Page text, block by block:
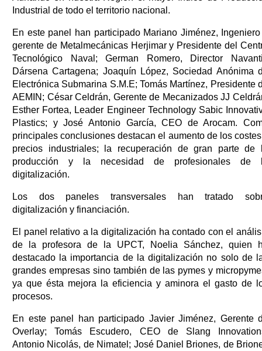
Industrial de todo el territorio nacional.
En este panel han participado Mariano Jiménez,
gerente de Metalmecánicas Herjimar y Presidente del
Tecnológico Naval; German Romero, Director
Dársena Cartagena; Joaquín López, Sociedad Anónima
Electrónica Submarina S.M.E; Tomás Martínez, Presidente
AEMIN; César Celdrán, Gerente de Mecanizados JJ
Esther Fortea, Leader Engineer Technology Sabic
Plastics; y José Antonio García, CEO de Arocam.
principales conclusiones destacan el aumento de los
precios industriales; la recuperación de gran parte de
producción y la necesidad de profesionales de
digitalización.
Los dos paneles transversales han tratado
digitalización y financiación.
El panel relativo a la digitalización ha contado con el
de la profesora de la UPCT, Noelia Sánchez, quien
destacado la importancia de la digitalización no solo de
grandes empresas sino también de las pymes y
ya que ésta mejora la eficiencia y aminora el gasto de
procesos.
En este panel han participado Javier Jiménez, Gerente
Overlay; Tomás Escudero, CEO de Slang
Antonio Nicolás, de Nimatel; José Daniel Briones, de